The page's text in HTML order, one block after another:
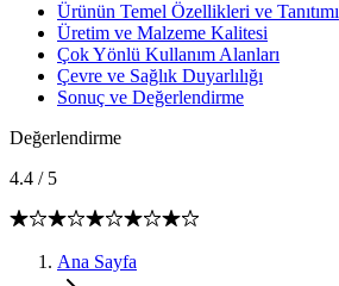
Ürünün Temel Özellikleri ve Tanıtımı
Üretim ve Malzeme Kalitesi
Çok Yönlü Kullanım Alanları
Çevre ve Sağlık Duyarlılığı
Sonuç ve Değerlendirme
Değerlendirme
4.4 / 5
Ana Sayfa